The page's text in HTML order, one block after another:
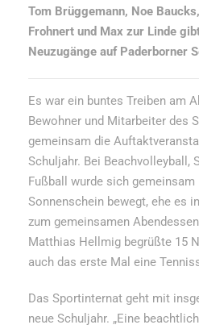
Tom Brüggemann, Noe
Frohnert und Max zur Linde
Neuzugänge auf Paderborner
Es war ein buntes Treiben am
Bewohner und Mitarbeiter des
gemeinsam die
Schuljahr. Bei Beachvolleyball,
Fußball wurde sich gemeinsam
Sonnenschein bewegt, ehe es
zum gemeinsamen
Matthias Hellmig begrüßte 15
auch das erste Mal eine
Das Sportinternat geht mit
neue Schuljahr. „Eine